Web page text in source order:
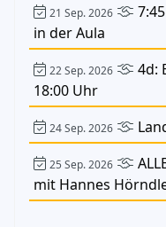
21 Sep. 2026
in der Aula
22 Sep. 2026
4d:
18:00 Uhr
24 Sep. 2026
25 Sep. 2026
mit Hannes